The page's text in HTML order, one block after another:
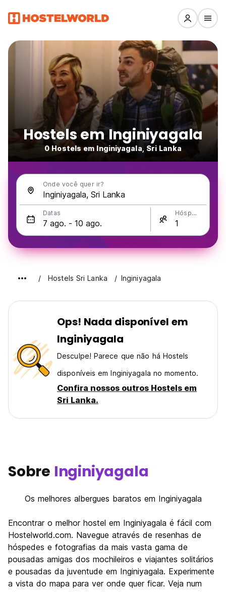
Hostels em Inginiyagala
0 Hostels em Inginiyagala, Sri Lanka
Onde você quer ir?
Datas Hóspedes
Hostels Sri Lanka Inginiyagala
Ops! Nada disponível em
Inginiyagala
Desculpe! Parece que não há Hostels
disponíveis em Inginiyagala no momento.
Confira nossos outros Hostels em
Sri Lanka.
Sobre Inginiyagala
Os melhores albergues baratos em Inginiyagala
Encontrar o melhor hostel em Inginiyagala é fácil com
Hostelworld.com. Navegue através de resenhas de
hóspedes e fotografias da mais vasta gama de
pousadas amigas dos mochileiros e viajantes solitários
e pousadas da juventude em Inginiyagala. Experimente
a vista do mapa para ver onde quer ficar. Veja num